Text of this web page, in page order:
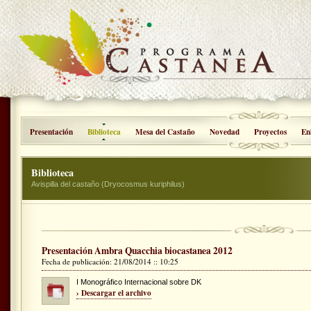
Presentación Biblioteca Mesa del Castaño Novedad Proyectos
Biblioteca
Avispilla del castaño (Dryocosmus kuriphilus)
Presentación Ambra Quacchia biocastanea 2012
Fecha de publicación: 21/08/2014 :: 10:25
I Monográfico Internacional sobre DK
› Descargar el archivo